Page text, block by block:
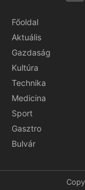
Főoldal
Aktuális
Gazdaság
Kultúra
Technika
Medicina
Sport
Gasztro
Bulvár